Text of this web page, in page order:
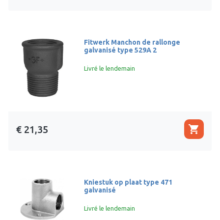
Fitwerk Manchon de rallonge
galvanisé type 529A 2
Livré le lendemain
€ 21,35 shopping_cart
Kniestuk op plaat type 471
galvanisé
Livré le lendemain